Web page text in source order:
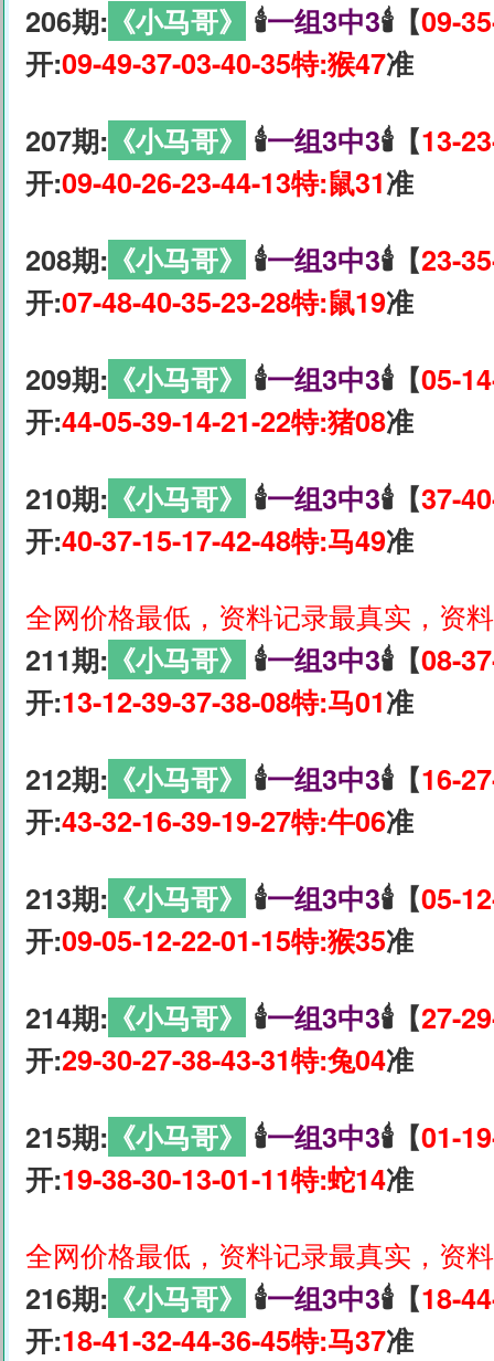
206期: 《小马哥》 🕯一组3中3🕯【09-
开:09-49-37-03-40-35特:猴47准
207期: 《小马哥》 🕯一组3中3🕯【13-
开:09-40-26-23-44-13特:鼠31准
208期: 《小马哥》 🕯一组3中3🕯【23-
开:07-48-40-35-23-28特:鼠19准
209期: 《小马哥》 🕯一组3中3🕯【05-
开:44-05-39-14-21-22特:猪08准
210期: 《小马哥》 🕯一组3中3🕯【37-
开:40-37-15-17-42-48特:马49准
全网价格最低，资料记录最真实，资
211期: 《小马哥》 🕯一组3中3🕯【08-
开:13-12-39-37-38-08特:马01准
212期: 《小马哥》 🕯一组3中3🕯【16-
开:43-32-16-39-19-27特:牛06准
213期: 《小马哥》 🕯一组3中3🕯【05-
开:09-05-12-22-01-15特:猴35准
214期: 《小马哥》 🕯一组3中3🕯【27-
开:29-30-27-38-43-31特:兔04准
215期: 《小马哥》 🕯一组3中3🕯【01-
开:19-38-30-13-01-11特:蛇14准
全网价格最低，资料记录最真实，资
216期: 《小马哥》 🕯一组3中3🕯【18-
开:18-41-32-44-36-45特:马37准